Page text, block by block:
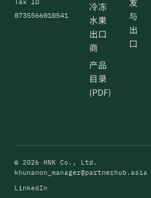
0735566010541
冷冻
水果
出口
商
产品
目录
(PDF)
与
出
口
© 2026 HNK Co., Ltd.
khunanon_manager@partnerhub.asia
LinkedIn